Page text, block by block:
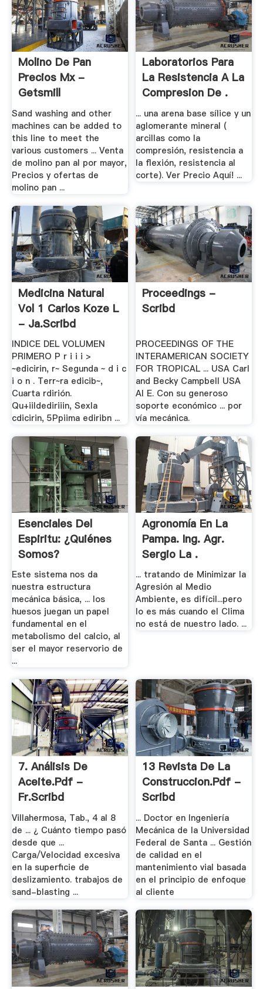
Molino De Pan
Precios Mx -
Getsmill
Sand washing and other
machines can be added to
this line to meet the
various customers ... Venta
de molino pan al por mayor,
Precios y ofertas de
molino pan ...
Laboratorios Para
La Resistencia A La
Compresion De .
... una arena base sílice y un
aglomerante mineral (
arcillas como la
compresión, resistencia a
la flexión, resistencia al
corte). Ver Precio Aquí! ...
Medicina Natural
Vol 1 Carlos Koze L
- Ja.scribd
INDICE DEL VOLUMEN
PRIMERO P r i i i >
~edicirin, r~ Segunda ~ d i c
i o n . Terr~ra edicib~,
Cuarta rdirión.
Qu+iildediriiin, Sexla
cdicirin, 5Ppiima ediribn ...
Proceedings -
Scribd
PROCEEDINGS OF THE
INTERAMERICAN SOCIETY
FOR TROPICAL ... USA Carl
and Becky Campbell USA
Al E. Con su generoso
soporte económico ... por
vía mecánica.
Esenciales Del
Espiritu: ¿Quiénes
Somos?
Este sistema nos da
nuestra estructura
mecánica básica, ... los
huesos juegan un papel
fundamental en el
metabolismo del calcio, al
ser el mayor reservorio de
...
Agronomía En La
Pampa. Ing. Agr.
Sergio La .
... tratando de Minimizar la
Agresión al Medio
Ambiente, es difícil...pero
lo es más cuando el Clima
no está de nuestro lado. ...
7. Análisis De
Aceite.pdf -
Fr.scribd
Villahermosa, Tab., 4 al 8
de ... ¿ Cuánto tiempo pasó
desde que ...
Carga/Velocidad excesiva
en la superficie de
deslizamiento. trabajos de
sand-blasting ...
13 Revista De La
Construccion.pdf -
Scribd
... Doctor en Ingeniería
Mecánica de la Universidad
Federal de Santa ... Gestión
de calidad en el
mantenimiento vial basada
en el principio de enfoque
al cliente